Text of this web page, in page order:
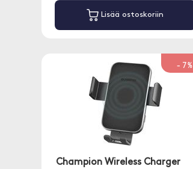
Lisää ostoskoriin
-7%
Champion Wireless Charger